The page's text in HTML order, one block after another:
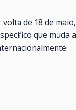
de 18 de maio,
que muda a